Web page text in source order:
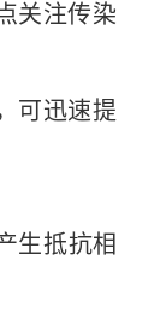
关注传染
可迅速提
生抵抗相